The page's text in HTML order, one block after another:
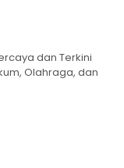
dan Terkini
Olahraga, dan